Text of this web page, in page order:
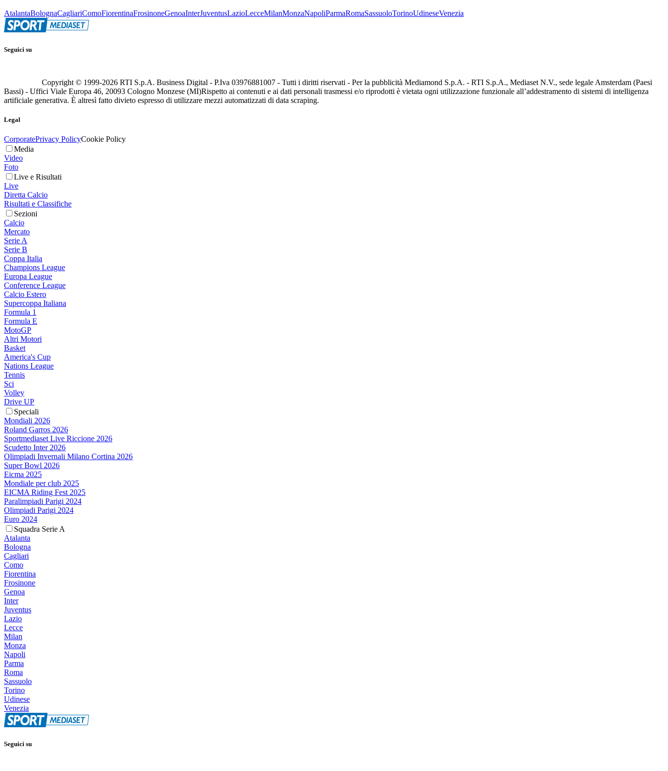
AtalantaBolognaCagliariComoFiorentinaFrosinoneGenoaInterJuventusLazioLecceMilanMonzaNapoliParmaRomaSassuoloTorinoUdineseVenezia
Seguici su
Copyright © 1999-2026 RTI S.p.A. Business Digital - P.Iva 03976881007 - Tutti i diritti riservati - Per la pubblicità Mediamond S.p.A. - RTI S.p.A., Mediaset N.V., sede legale Amsterdam (Paesi
Bassi) - Uffici Viale Europa 46, 20093 Cologno Monzese (MI)Rispetto ai contenuti e ai dati personali trasmessi e/o riprodotti è vietata ogni utilizzazione funzionale all’addestramento di sistemi di intelligenza
artificiale generativa. È altresì fatto divieto espresso di utilizzare mezzi automatizzati di data scraping.
Legal
CorporatePrivacy PolicyCookie Policy
Media
Video
Foto
Live e Risultati
Live
Diretta Calcio
Risultati e Classifiche
Sezioni
Calcio
Mercato
Serie A
Serie B
Coppa Italia
Champions League
Europa League
Conference League
Calcio Estero
Supercoppa Italiana
Formula 1
Formula E
MotoGP
Altri Motori
Basket
America's Cup
Nations League
Tennis
Sci
Volley
Drive UP
Speciali
Mondiali 2026
Roland Garros 2026
Sportmediaset Live Riccione 2026
Scudetto Inter 2026
Olimpiadi Invernali Milano Cortina 2026
Super Bowl 2026
Eicma 2025
Mondiale per club 2025
EICMA Riding Fest 2025
Paralimpiadi Parigi 2024
Olimpiadi Parigi 2024
Euro 2024
Squadra Serie A
Atalanta
Bologna
Cagliari
Como
Fiorentina
Frosinone
Genoa
Inter
Juventus
Lazio
Lecce
Milan
Monza
Napoli
Parma
Roma
Sassuolo
Torino
Udinese
Venezia
Seguici su